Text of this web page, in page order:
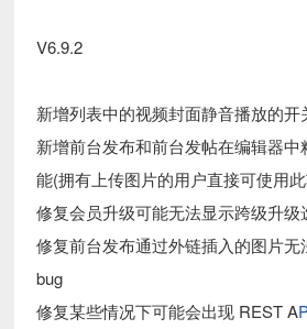
V6.9.2
新增列表中的视频封面静音播放的开
新增前台发布和前台发帖在编辑器
能(拥有上传图片的用户直接可使用
修复会员升级可能无法显示跨级升级
修复前台发布通过外链插入的图片无
bug
修复某些情况下可能会出现 REST A